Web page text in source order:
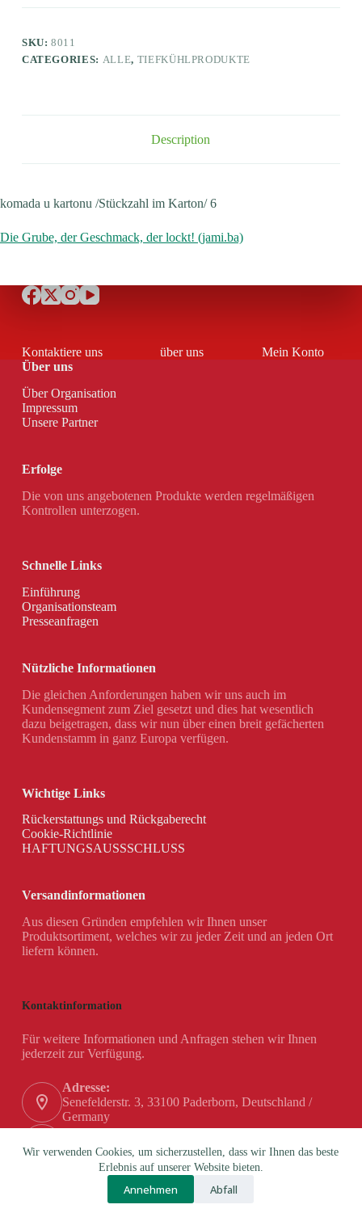
Wir verwenden Cookies, um sicherzustellen, dass wir Ihnen das beste
Erlebnis auf unserer Website bieten.
Annehmen Abfall
SKU:8011
CATEGORIES: ALLE, TIEFKÜHLPRODUKTE
Description
komada u kartonu /Stückzahl im Karton/ 6
Die Grube, der Geschmack, der lockt! (jami.ba)
Kontaktiere uns über uns
Mein Konto
Über uns
Über Organisation
Impressum
Unsere Partner
Erfolge
Die von uns angebotenen Produkte werden regelmäßigen
Kontrollen unterzogen.
Schnelle Links
Einführung
Organisationsteam
Presseanfragen
Nützliche Informationen
Die gleichen Anforderungen haben wir uns auch im
Kundensegment zum Ziel gesetzt und dies hat wesentlich
dazu beigetragen, dass wir nun über einen breit gefächerten
Kundenstamm in ganz Europa verfügen.
Wichtige Links
Rückerstattungs und Rückgaberecht
Cookie-Richtlinie
HAFTUNGSAUSSSCHLUSS
Versandinformationen
Aus diesen Gründen empfehlen wir Ihnen unser
Produktsortiment, welches wir zu jeder Zeit und an jeden Ort
liefern können.
Kontaktinformation
Für weitere Informationen und Anfragen stehen wir Ihnen
jederzeit zur Verfügung.
Adresse:
Senefelderstr. 3, 33100 Paderborn, Deutschland /
Germany
+49 (0) 5251 / 180 84-0
info@hanex-gmbh.de